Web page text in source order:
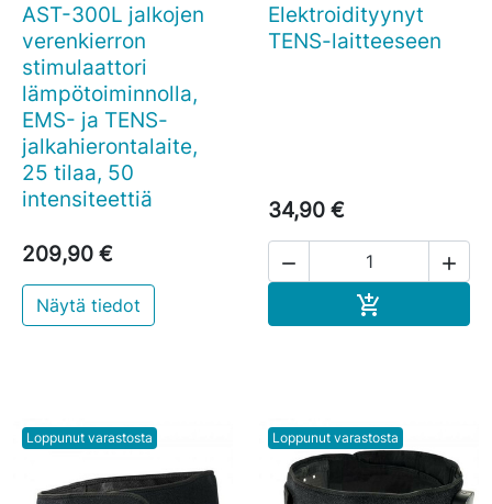
AST-300L jalkojen
verenkierron
stimulaattori
lämpötoiminnolla,
EMS- ja TENS-
jalkahierontalaite,
25 tilaa, 50
intensiteettiä
209,90 €
Näytä tiedot
Elektroidityynyt
TENS-laitteeseen
34,90 €
 

Loppunut varastosta Loppunut varastosta